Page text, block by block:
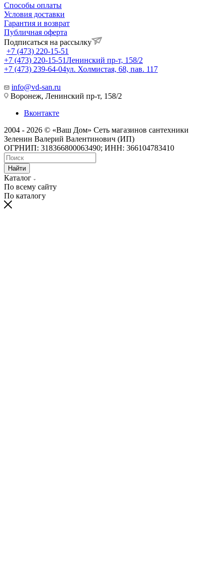
Способы оплаты
Условия доставки
Гарантия и возврат
Публичная оферта
Подписаться на рассылку
+7 (473) 220-15-51
+7 (473) 220-15-51Ленинский пр-т, 158/2
+7 (473) 239-64-04ул. Холмистая, 68, пав. 117
info@vd-san.ru
Воронеж, Ленинский пр-т, 158/2
Вконтакте
2004 - 2026 © «Ваш Дом» Сеть магазинов сантехники
Зеленин Валерий Валентинович (ИП)
ОГРНИП: 318366800063490; ИНН: 366104783410
Найти
Каталог
По всему сайту
По каталогу